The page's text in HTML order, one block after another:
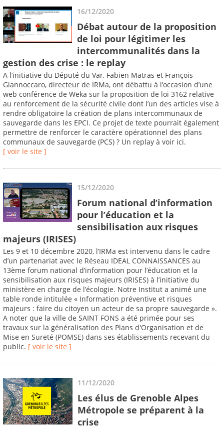
16/12/2020
Débat autour de la proposition
de loi pour légitimer les
intercommunalités dans la
gestion des crise : le replay
A l’initiative du Député du Var, Fabien Matras et François
Giannoccaro, directeur de IRMa, ont débattu à l’occasion d’une
web conférence de Weka sur la proposition de loi 3162 relative
au renforcement de la sécurité civile dont l’un des articles vise à
rendre obligatoire la création de plans intercommunaux de
sauvegarde dans les EPCI. Ce projet de texte pourrait également
permettre de renforcer le caractère opérationnel des plans
communaux de sauvegarde (PCS) ? Un replay à voir ici.
[ voir le site ]
15/12/2020
Forum national d’information
pour l’éducation et la
sensibilisation aux risques
majeurs (IRISES)
Les 9 et 10 décembre 2020, l’IRMa est intervenu dans le cadre
d’un partenariat avec le Réseau IDEAL CONNAISSANCES au
13ème forum national d’information pour l’éducation et la
sensibilisation aux risques majeurs (IRISES) à l’initiative du
ministère en charge de l’écologie. Notre Institut a animé une
table ronde intitulée « Information préventive et risques
majeurs : faire du citoyen un acteur de sa propre sauvegarde ».
A noter que la ville de SAINT FONS a été primée pour ses
travaux sur la généralisation des Plans d'Organisation et de
Mise en Sureté (POMSE) dans ses établissements recevant du
public. [ voir le site ]
11/12/2020
Les élus de Grenoble Alpes
Métropole se préparent à la
crise